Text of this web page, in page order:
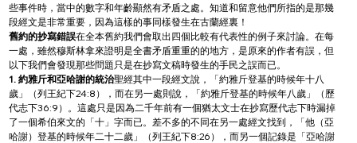
些事件時，當中的數字和年齡顯然有矛盾之處。知道和留意他們所指的是那幾
段經文是非常重要，因為這樣的事同樣發生在古蘭經裏！
舊約的抄寫錯誤在全本舊約我們會取出四個比較有代表性的例子來討論。在每
一處，雖然穆斯林拿來證明是全書矛盾重重的的地方，是原來的作者有誤，但
以下我們會發現那些問題只是在抄寫文稿時發生的手民之誤而已。
1. 約雅斤和亞哈謝的統治聖經其中一段經文說，「約雅斤登基的時候年十八
歲」（列王紀下24:8），而在另一處則說，「約雅斤登基的時候年八歲」（歷
代志下36:9）。這處只是因為二千年前有一個猶太文士在抄寫歷代志下時漏掉
了一個希伯來文的「十」字而已。差不多的不同在另一處經文找到，「他（亞
哈謝）登基的時候年二十二歲」（列王紀下8:26），而另一個記錄是「亞哈謝